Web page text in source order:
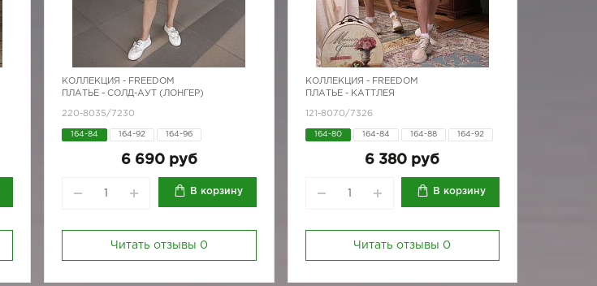
КОЛЛЕКЦИЯ - FREEDOM
ПЛАТЬЕ - СОЛД-АУТ (ЛОНГЕР)
220-8035/7230
164-84 164-92 164-96
6 690 руб
В корзину
Читать отзывы 0
КОЛЛЕКЦИЯ - FREEDOM
ПЛАТЬЕ - КАТТЛЕЯ
121-8070/7326
164-80 164-84 164-88 164-92
6 380 руб
В корзину
Читать отзывы 0